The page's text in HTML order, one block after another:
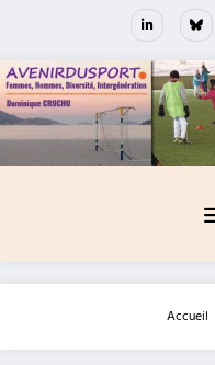
Accueil